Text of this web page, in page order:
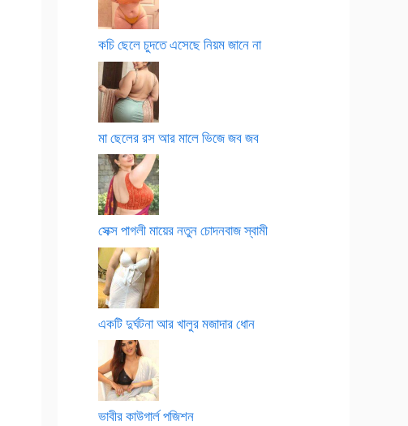
কচি ছেলে চুদতে এসেছে নিয়ম জানে না
মা ছেলের রস আর মালে ভিজে জব জব
সেক্স পাগলী মায়ের নতুন চোদনবাজ স্বামী
একটি দুর্ঘটনা আর খালুর মজাদার ধোন
ভাবীর কাউগার্ল পজিশন